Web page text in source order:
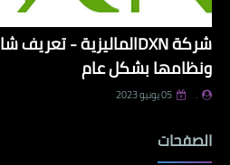
ونظامها بشكل عام
. 05 يونيو 2023
الصفحات